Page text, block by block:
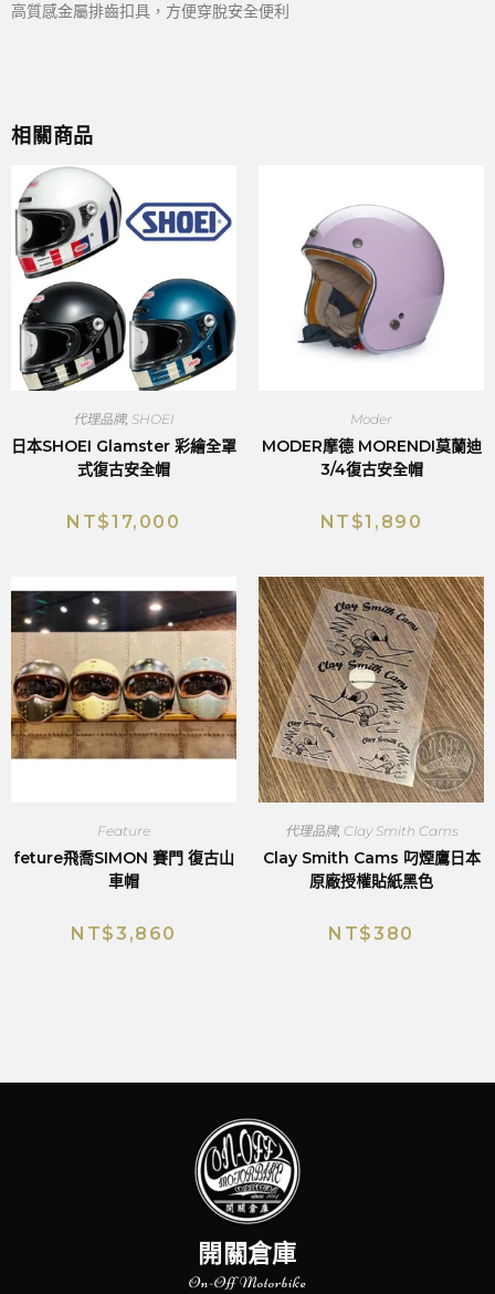
高質感金屬排齒扣具，方便穿脫安全便利
相關商品
代理品牌, SHOEI
日本SHOEI Glamster 彩繪全罩
式復古安全帽
NT$17,000
Moder
MODER摩德 MORENDI莫蘭迪
3/4復古安全帽
NT$1,890
Feature
feture飛喬SIMON 賽門 復古山
車帽
NT$3,860
代理品牌, Clay Smith Cams
Clay Smith Cams 叼煙鷹日本
原廠授權貼紙黑色
NT$380
開關倉庫
On-Off Motorbike